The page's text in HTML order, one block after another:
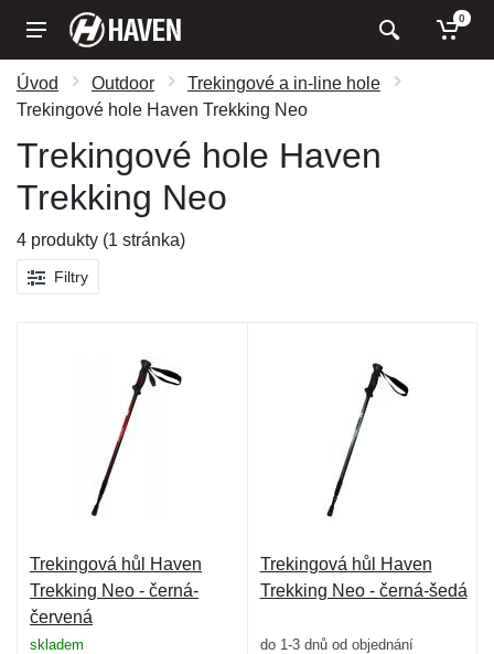
0
Úvod Outdoor
Trekingové a in-line hole
Trekingové hole Haven Trekking Neo
Trekingové hole Haven
Trekking Neo
4 produkty (1 stránka)
Filtry
Trekingová hůl Haven
Trekking Neo - černá-
červená
skladem
Trekingová hůl Haven
Trekking Neo - černá-šedá
do 1-3 dnů od objednání